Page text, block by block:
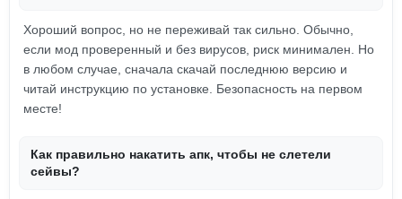
Хороший вопрос, но не переживай так сильно. Обычно,
если мод проверенный и без вирусов, риск минимален. Но
в любом случае, сначала скачай последнюю версию и
читай инструкцию по установке. Безопасность на первом
месте!
Как правильно накатить апк, чтобы не слетели
сейвы?